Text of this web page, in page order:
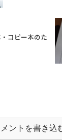
コピー本のた
ントを書き込